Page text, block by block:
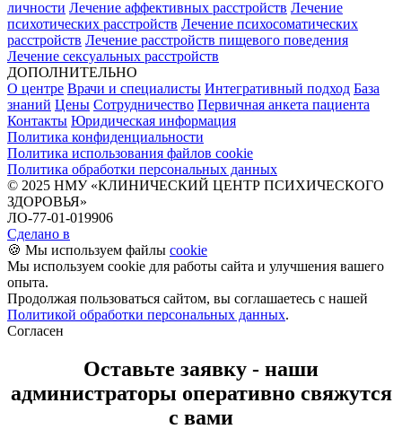
личности Лечение аффективных расстройств Лечение
психотических расстройств Лечение психосоматических
расстройств Лечение расстройств пищевого поведения
Лечение сексуальных расстройств
ДОПОЛНИТЕЛЬНО
О центре Врачи и специалисты Интегративный подход База
знаний Цены Сотрудничество Первичная анкета пациента
Контакты Юридическая информация
Политика конфиденциальности
Политика использования файлов cookie
Политика обработки персональных данных
© 2025 НМУ «‎КЛИНИЧЕСКИЙ ЦЕНТР ПСИХИЧЕСКОГО
ЗДОРОВЬЯ»‎
ЛО-77-01-019906
Сделано в
🍪 Мы используем файлы cookie
Мы используем cookie для работы сайта и улучшения вашего
опыта.
Продолжая пользоваться сайтом, вы соглашаетесь с нашей
Политикой обработки персональных данных.
Согласен
Оставьте заявку - наши
администраторы оперативно свяжутся
с вами